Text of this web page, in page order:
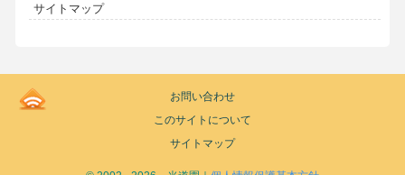
サイトマップ
Kodoen
お問い合わせ
このサイトについて
サイトマップ